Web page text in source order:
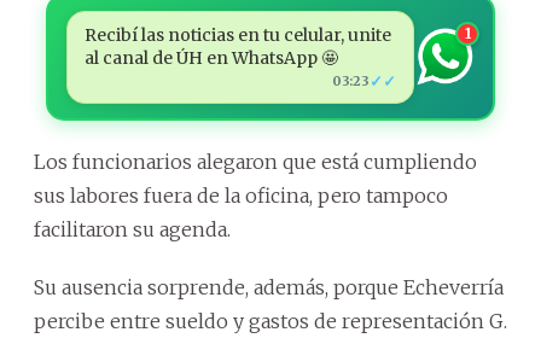
Recibí las noticias en tu celular, unite
al canal de ÚH en WhatsApp 🤩
03:23 ✓✓
1
Los funcionarios alegaron que está cumpliendo
sus labores fuera de la oficina, pero tampoco
facilitaron su agenda.
Su ausencia sorprende, además, porque Echeverría
percibe entre sueldo y gastos de representación G.